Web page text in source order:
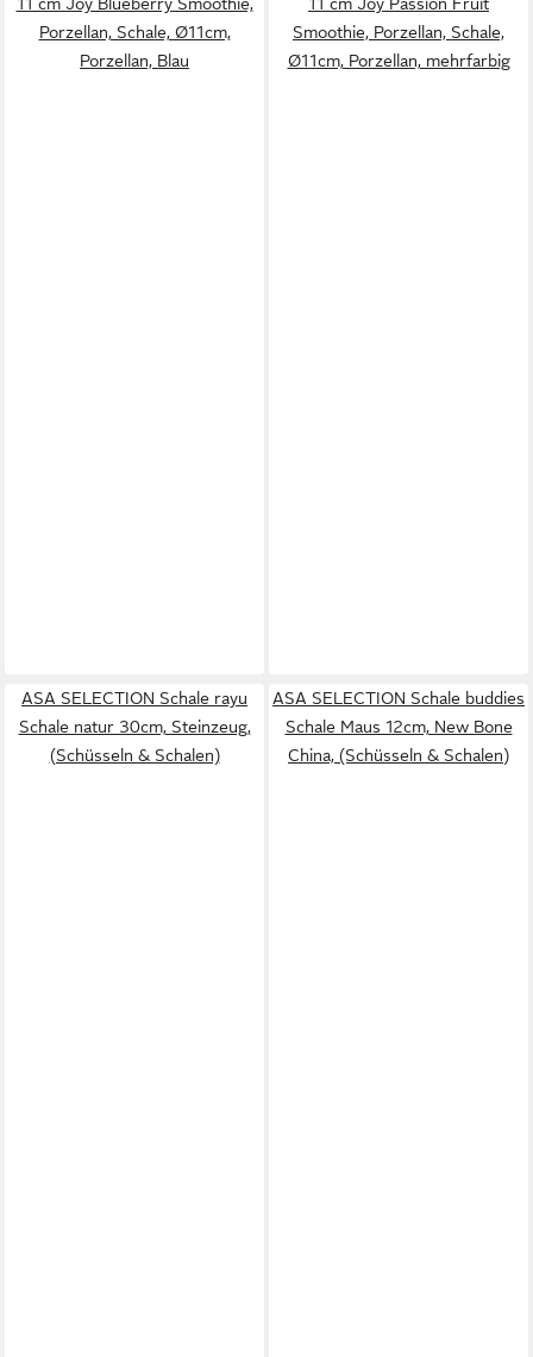
Porzellan, Schale, Ø11cm,
Porzellan, Blau
Smoothie, Porzellan, Schale,
Ø11cm, Porzellan, mehrfarbig
ASA SELECTION Schale rayu
Schale natur 30cm, Steinzeug,
(Schüsseln & Schalen)
ASA SELECTION Schale buddies
Schale Maus 12cm, New Bone
China, (Schüsseln & Schalen)